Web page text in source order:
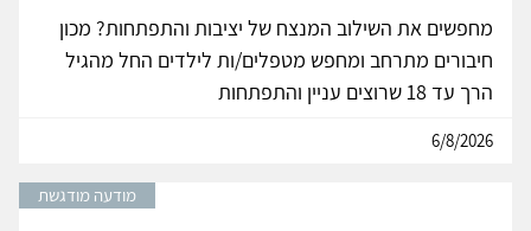
מחפשים את השילוב המנצח של יציבות והתפתחות? מכון
חיבורים מתרחב ומחפש מטפלים/ות לילדים החל מהגיל
הרך עד 18 שרוצים עניין והתפתחות
6/8/2026
מודעה מודגשת